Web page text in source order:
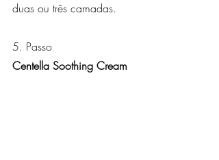
duas ou três camadas.
5. Passo
Centella Soothing Cream